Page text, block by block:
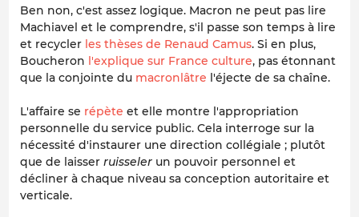
Ben non, c'est assez logique. Macron ne peut pas lire
Machiavel et le comprendre, s'il passe son temps à lire
et recycler les thèses de Renaud Camus. Si en plus,
Boucheron l'explique sur France culture, pas étonnant
que la conjointe du macronlâtre l'éjecte de sa chaîne.
L'affaire se répète et elle montre l'appropriation
personnelle du service public. Cela interroge sur la
nécessité d'instaurer une direction collégiale ; plutôt
que de laisser ruisseler un pouvoir personnel et
décliner à chaque niveau sa conception autoritaire et
verticale.